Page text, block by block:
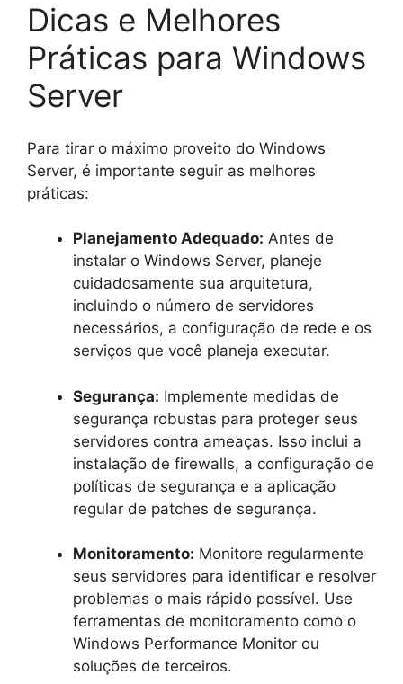
Dicas e Melhores
Práticas para Windows
Server
Para tirar o máximo proveito do Windows
Server, é importante seguir as melhores
práticas:
Planejamento Adequado: Antes de
instalar o Windows Server, planeje
cuidadosamente sua arquitetura,
incluindo o número de servidores
necessários, a configuração de rede e os
serviços que você planeja executar.
Segurança: Implemente medidas de
segurança robustas para proteger seus
servidores contra ameaças. Isso inclui a
instalação de firewalls, a configuração de
políticas de segurança e a aplicação
regular de patches de segurança.
Monitoramento: Monitore regularmente
seus servidores para identificar e resolver
problemas o mais rápido possível. Use
ferramentas de monitoramento como o
Windows Performance Monitor ou
soluções de terceiros.